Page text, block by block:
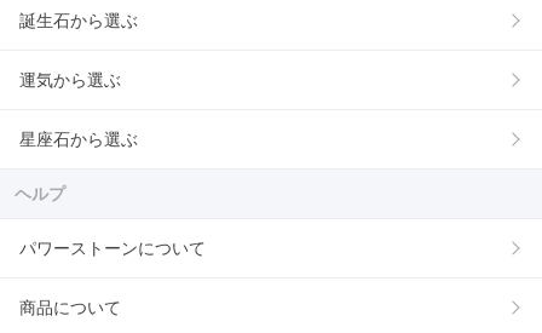
誕生石から選ぶ
運気から選ぶ
星座石から選ぶ
ヘルプ
パワーストーンについて
商品について